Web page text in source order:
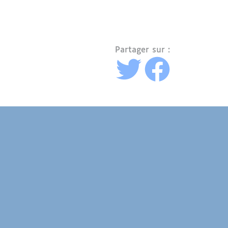
Partager sur :